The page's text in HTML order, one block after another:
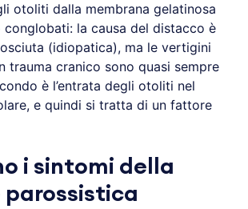
otoliti dalla membrana gelatinosa
conglobati: la causa del distacco è
(idiopatica), ma le vertigini
trauma cranico sono quasi sempre
è l’entrata degli otoliti nel
e quindi si tratta di un fattore
i sintomi della